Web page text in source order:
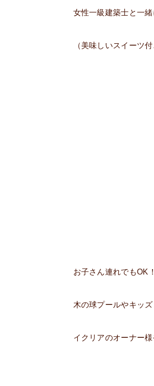
女性一級建築士と一
（美味しいスイーツ付
お子さん連れでもOK！
木の球プールやキッ
イクリアのオーナー